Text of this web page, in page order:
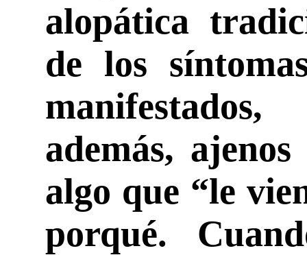
alopática
de los
además,
algo que “le
porqué.